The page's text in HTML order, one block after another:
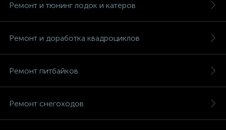
Ремонт и тюнинг лодок и катеров
Ремонт и доработка квадроциклов
Ремонт питбайков
Ремонт снегоходов